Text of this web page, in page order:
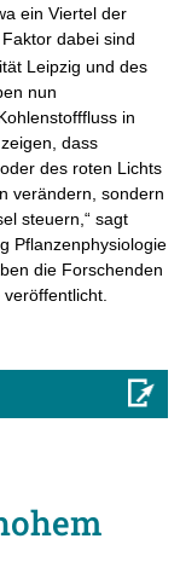
ein Viertel der
dabei sind
Leipzig und des
nun
in
dass
des roten Lichts
verändern, sondern
steuern,“ sagt
Pflanzenphysiologie
die Forschenden
veröffentlicht.